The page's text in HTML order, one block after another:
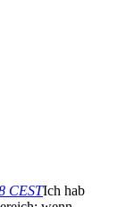
CESTIch hab